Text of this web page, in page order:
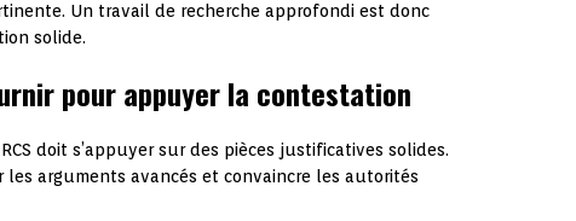
Un travail de recherche approfondi est donc
solide.
pour appuyer la contestation
doit s’appuyer sur des pièces justificatives solides.
arguments avancés et convaincre les autorités